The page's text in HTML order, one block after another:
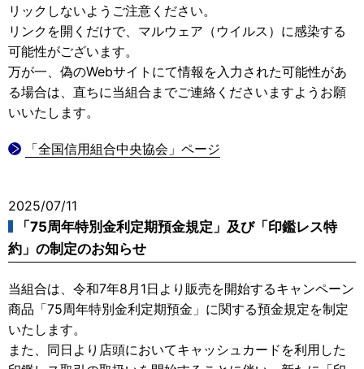
リックしないようご注意ください。
リンクを開くだけで、マルウェア（ウイルス）に感染する
可能性がございます。
万が一、偽のWebサイトにて情報を入力された可能性があ
る場合は、直ちに当組合までご連絡くださいますようお願
いいたします。
「全国信用組合中央協会」ページ
2025/07/11
「75周年特別金利定期預金規定」及び「印鑑レス特
約」の制定のお知らせ
当組合は、令和7年8月1日より販売を開始するキャンペーン
商品「75周年特別金利定期預金」に関する預金規定を制定
いたします。
また、同日より店頭においてキャッシュカードを利用した